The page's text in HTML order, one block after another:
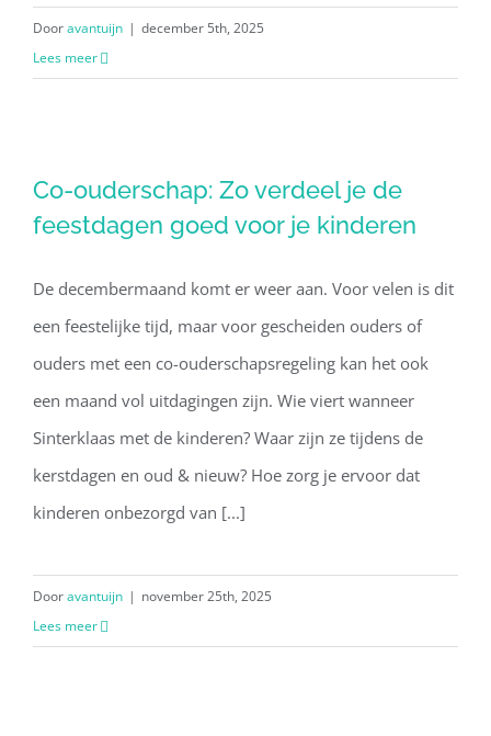
Dooravantuijn | december 5th, 2025
Lees meer
feestdagen goed voor je kinderen
Co-ouderschap: Zo verdeel je de
feestdagen goed voor je kinderen
De decembermaand komt er weer aan. Voor velen is dit
een feestelijke tijd, maar voor gescheiden ouders of
ouders met een co-ouderschapsregeling kan het ook
een maand vol uitdagingen zijn. Wie viert wanneer
Sinterklaas met de kinderen? Waar zijn ze tijdens de
kerstdagen en oud & nieuw? Hoe zorg je ervoor dat
kinderen onbezorgd van [...]
Dooravantuijn | november 25th, 2025
Lees meer